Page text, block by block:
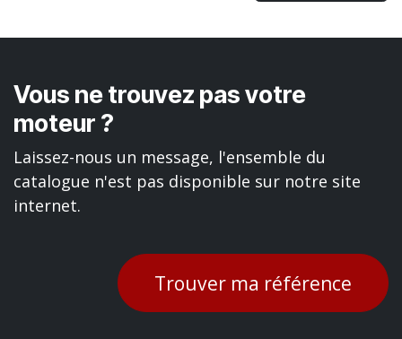
Vous ne trouvez pas votre
moteur ?
Laissez-nous un message, l'ensemble du
catalogue n'est pas disponible sur notre site
internet.
Trouver ma référence